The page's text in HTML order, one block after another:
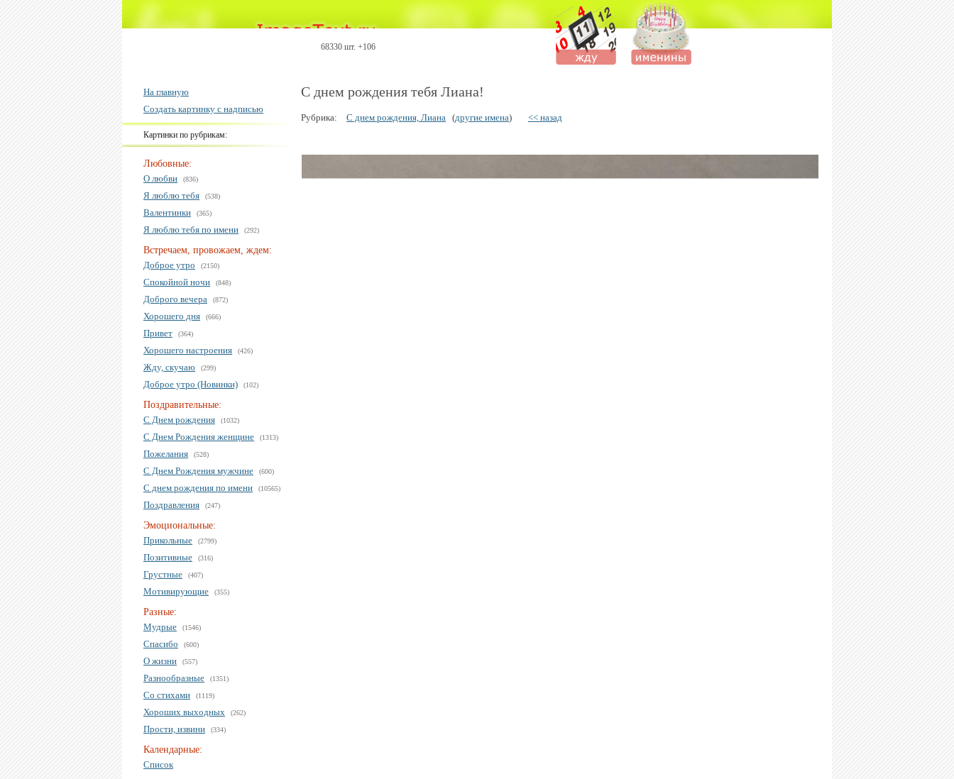
68330 шт. +106
На главную
Создать картинку с надписью
Картинки по рубрикам:
Любовные:
О любви
(836)
Я люблю тебя (538)
Валентинки (365)
Я люблю тебя по имени (292)
Встречаем, провожаем, ждем:
Доброе утро
(2150)
Спокойной ночи (848)
Доброго вечера (872)
Хорошего дня (666)
Привет (364)
Хорошего настроения (426)
Жду, скучаю (299)
Доброе утро (Новинки) (102)
Поздравительные:
С Днем рождения
(1032)
С Днем Рождения женщине (1313)
Пожелания (528)
С Днем Рождения мужчине (600)
С днем рождения по имени (10565)
Поздравления (247)
Эмоциональные:
Прикольные
(2799)
Позитивные (316)
Грустные (407)
Мотивирующие (355)
Разные:
Мудрые
(1546)
Спасибо (600)
О жизни (557)
Разнообразные (1351)
Со стихами (1119)
Хороших выходных (262)
Прости, извини (334)
Календарные:
Список
С днем рождения тебя Лиана!
Рубрика: С днем рождения, Лиана (другие имена) << назад